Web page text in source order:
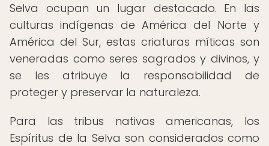
Selva ocupan un lugar destacado. En las
culturas indígenas de América del Norte y
América del Sur, estas criaturas míticas son
veneradas como seres sagrados y divinos, y
se les atribuye la responsabilidad de
proteger y preservar la naturaleza.
Para las tribus nativas americanas, los
Espíritus de la Selva son considerados como